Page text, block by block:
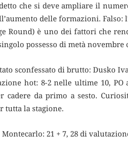
che si deve ampliare il
delle formazioni. Falso:
Round) è uno dei fattori che
possesso di metà novembre
sconfessato di brutto: Dusko
hot: 8-2 nelle ultime 10,
cadere da primo a sesto.
tutta la stagione.
21 + 7, 28 di